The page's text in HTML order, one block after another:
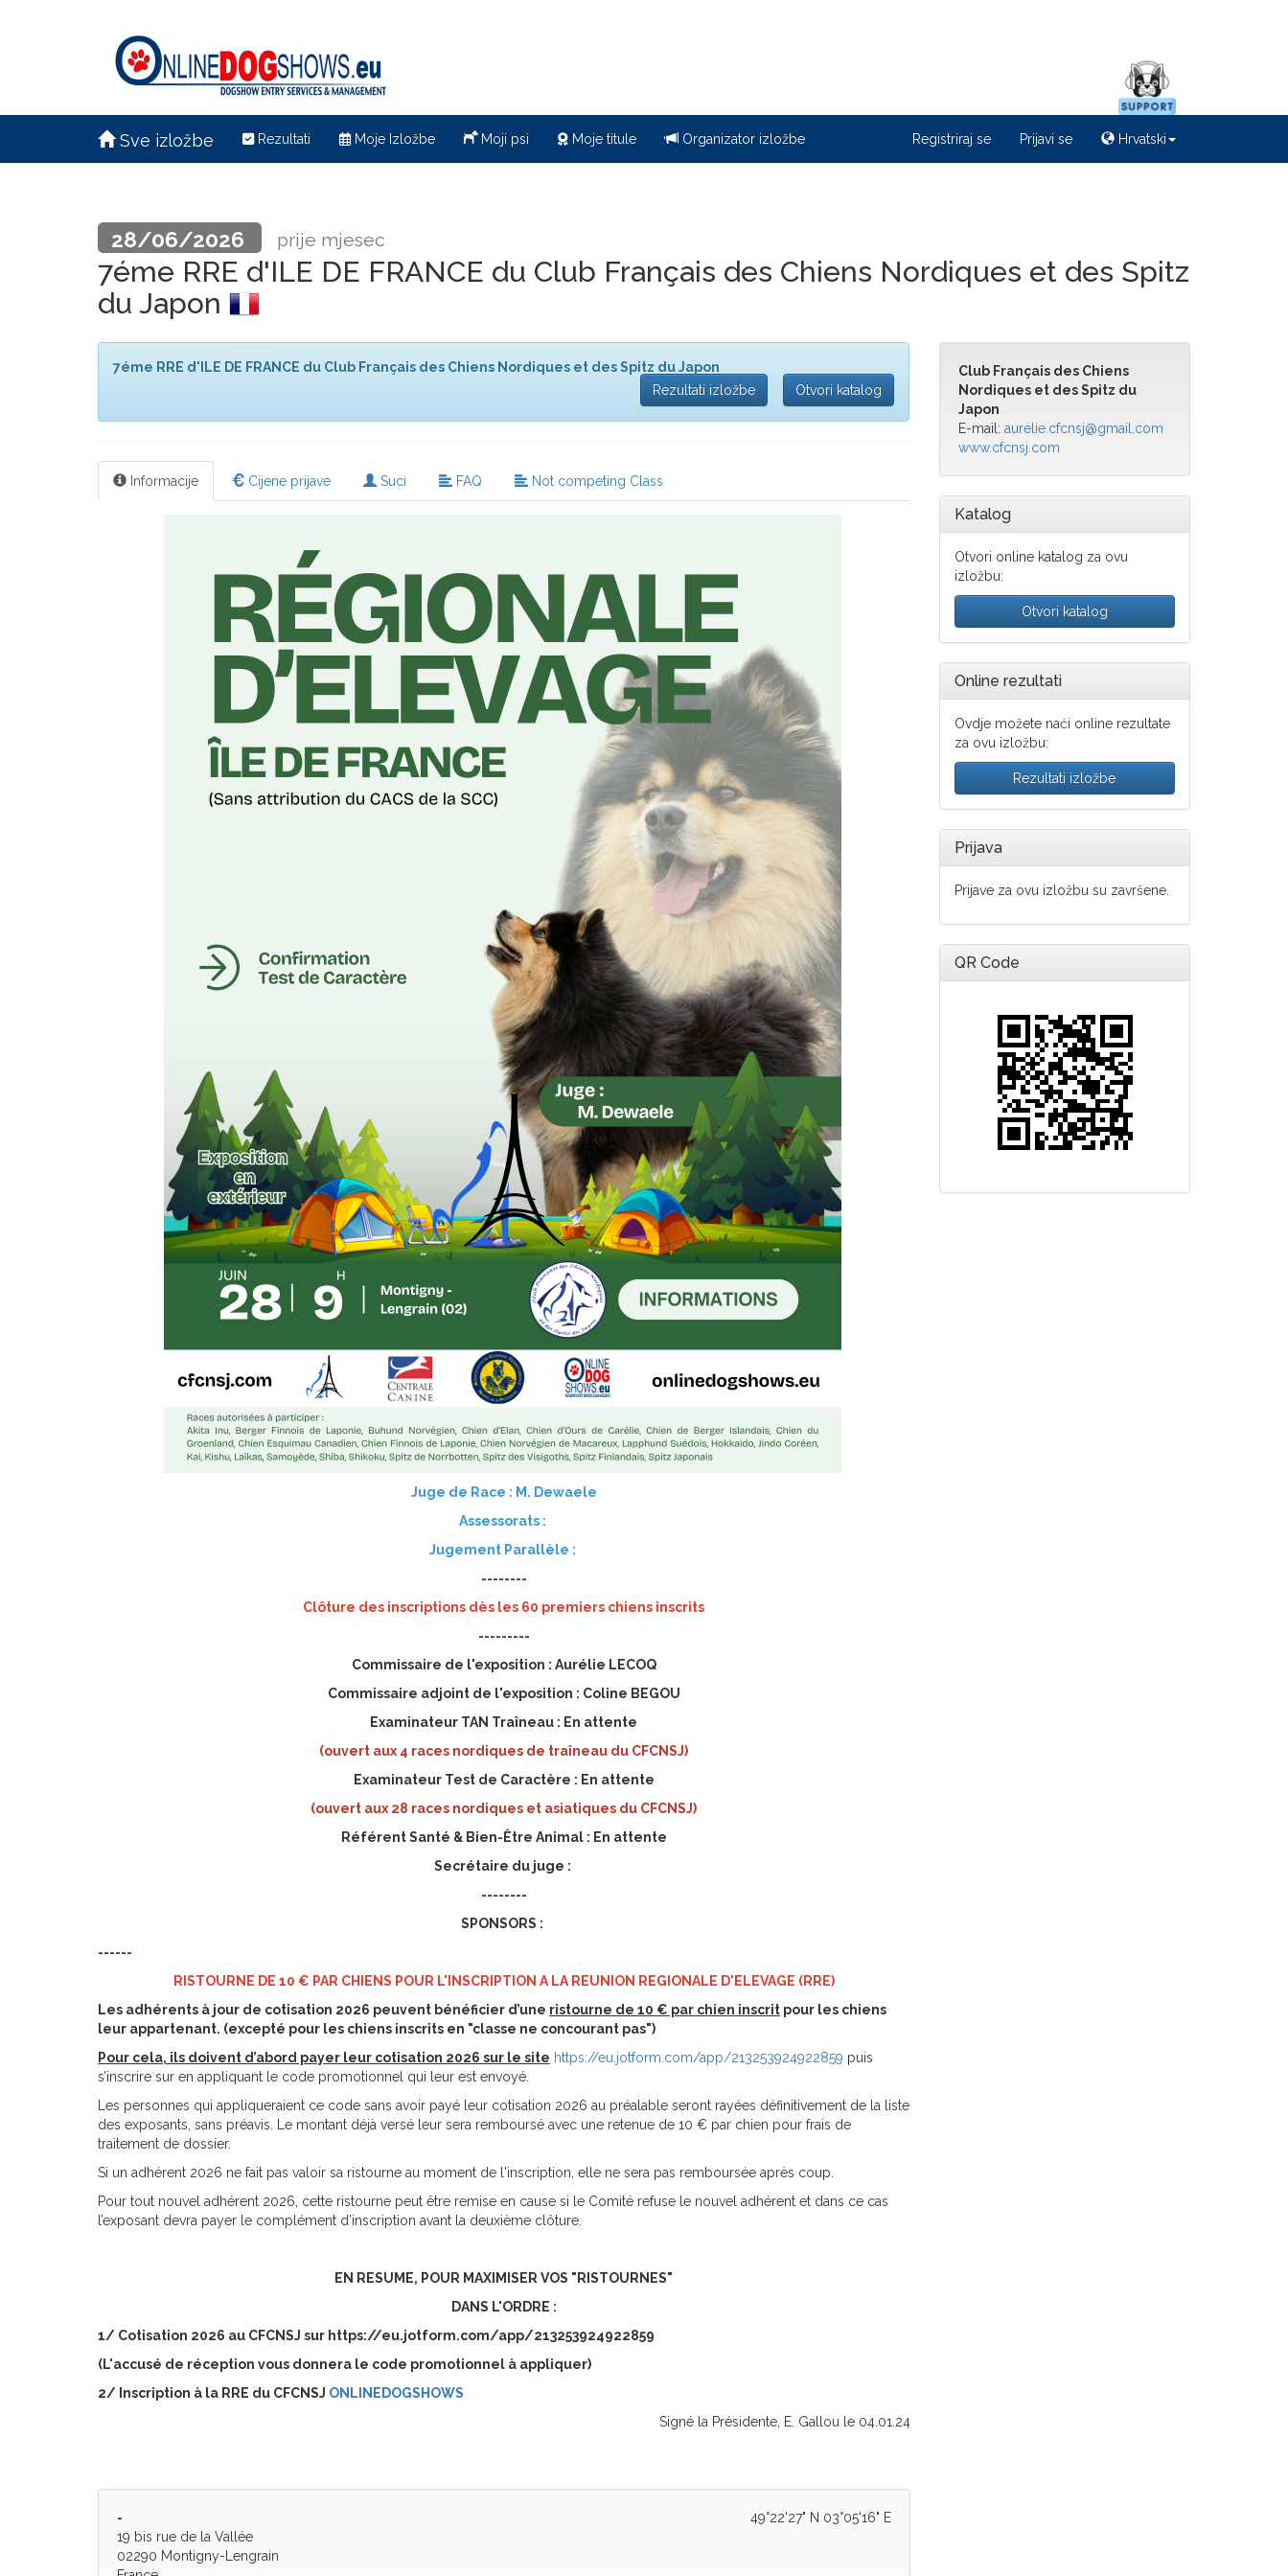
Sve izložbe Rezultati Moje Izložbe Moji psi Moje titule Organizator izložbe Registriraj se Prijavi se Hrvatski
28/06/2026 prije mjesec
7éme RRE d'ILE DE FRANCE du Club Français des Chiens Nordiques et des Spitz
du Japon
7éme RRE d'ILE DE FRANCE du Club Français des Chiens Nordiques et des Spitz du Japon
Rezultati izložbe
Otvori katalog
Informacije Cijene prijave Suci FAQ Not competing Class
Juge de Race : M. Dewaele
Assessorats :
Jugement Parallèle :
--------
Clôture des inscriptions dès les 60 premiers chiens inscrits
---------
Commissaire de l'exposition : Aurélie LECOQ
Commissaire adjoint de l'exposition : Coline BEGOU
Examinateur TAN Traîneau : En attente
(ouvert aux 4 races nordiques de traîneau du CFCNSJ)
Examinateur Test de Caractère : En attente
(ouvert aux 28 races nordiques et asiatiques du CFCNSJ)
Référent Santé & Bien-Être Animal : En attente
Secrétaire du juge :
--------
SPONSORS :
------
RISTOURNE DE 10 € PAR CHIENS POUR L'INSCRIPTION A LA REUNION REGIONALE D'ELEVAGE (RRE)
Les adhérents à jour de cotisation 2026 peuvent bénéficier d’une ristourne de 10 € par chien inscrit pour les chiens
leur appartenant. (excepté pour les chiens inscrits en "classe ne concourant pas")
Pour cela, ils doivent d’abord payer leur cotisation 2026 sur le site https://eu.jotform.com/app/213253924922859 puis
s’inscrire sur en appliquant le code promotionnel qui leur est envoyé.
Les personnes qui appliqueraient ce code sans avoir payé leur cotisation 2026 au préalable seront rayées définitivement de la liste
des exposants, sans préavis. Le montant déjà versé leur sera remboursé avec une retenue de 10 € par chien pour frais de
traitement de dossier.
Si un adhérent 2026 ne fait pas valoir sa ristourne au moment de l'inscription, elle ne sera pas remboursée après coup.
Pour tout nouvel adhérent 2026, cette ristourne peut être remise en cause si le Comité refuse le nouvel adhérent et dans ce cas
l’exposant devra payer le complément d’inscription avant la deuxième clôture.
EN RESUME, POUR MAXIMISER VOS "RISTOURNES"
DANS L'ORDRE :
1/ Cotisation 2026 au CFCNSJ sur https://eu.jotform.com/app/213253924922859
(L'accusé de réception vous donnera le code promotionnel à appliquer)
2/ Inscription à la RRE du CFCNSJ ONLINEDOGSHOWS
Signé la Présidente, E. Gallou le 04.01.24
49°22'27" N 03°05'16" E
-
19 bis rue de la Vallée
02290 Montigny-Lengrain
Club Français des Chiens
Nordiques et des Spitz du
Japon
E-mail: aurelie.cfcnsj@gmail.com
www.cfcnsj.com
Katalog
Otvori online katalog za ovu
izložbu:
Otvori katalog
Online rezultati
Ovdje možete naći online rezultate
za ovu izložbu:
Rezultati izložbe
Prijava
Prijave za ovu izložbu su završene.
QR Code